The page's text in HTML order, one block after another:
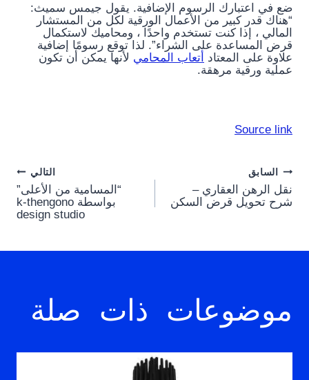
ضع في اعتبارك الرسوم الإضافية. يقول جيمس سميث:
“هناك قدر كبير من الأعمال الورقية لكل من المستشار
المالي ، إذا كنت تستخدم واحدًا ، ومحاميك لاستكمال
قرض المساعدة على الشراء”. لذا توقع رسومًا إضافية
علاوة على المعتاد أتعاب المحامي لأنها يمكن أن تكون
عملية ورقية مرهقة.
Source link
Post
navigation
السابق
نقل الرهن العقاري –
شرح تحويل قرض السكن
التالي
“المسامية من الأعلى”
بواسطة k-thengono
design studio
موضوعات ذات صلة